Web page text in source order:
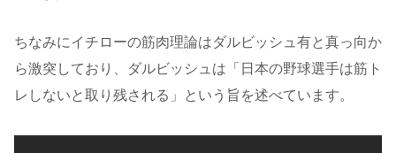
ちなみにイチローの筋肉理論はダルビッシュ有と真っ向か
ら激突しており、ダルビッシュは「日本の野球選手は筋ト
レしないと取り残される」という旨を述べています。